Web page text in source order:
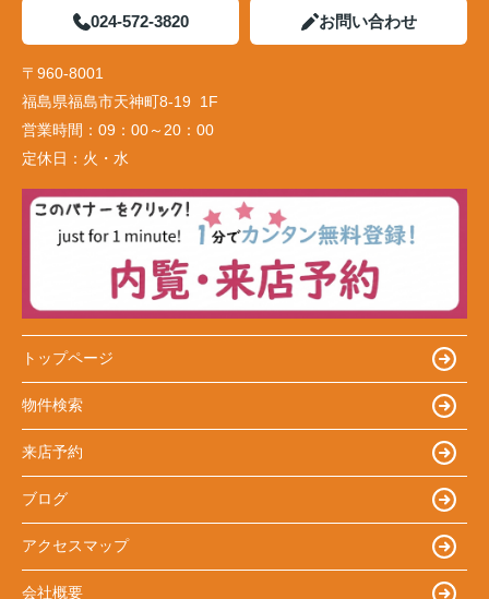
024-572-3820 お問い合わせ
〒960-8001
福島県福島市天神町8-19 1F
営業時間： 09：00～20：00
定休日： 火・水
トップページ
物件検索
来店予約
ブログ
アクセスマップ
会社概要